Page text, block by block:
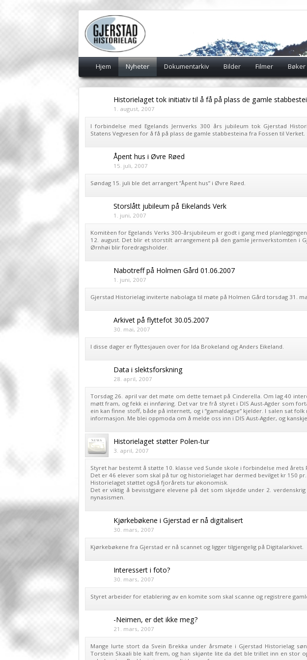
Hjem Nyheter Dokumentarkiv Bilder Filmer Bøker
Historielaget tok initiativ til å få på plass de gamle
1. august, 2007
I forbindelse med Egelands Jernverks 300 års jubileum tok Gjerstad
Statens Vegvesen for å få på plass de gamle stabbesteina fra Fossen til Verket.
Åpent hus i Øvre Røed
15. juli, 2007
Søndag 15. juli ble det arrangert ”Åpent hus” i Øvre Røed.
Storslått jubileum på Eikelands Verk
1. juni, 2007
Komitèen for Egelands Verks 300-årsjubileum er godt i gang med
12. august. Det blir et storstilt arrangement på den gamle jernverkstomten i
Ørnhøi blir foredragsholder.
Nabotreff på Holmen Gård 01.06.2007
1. juni, 2007
Gjerstad Historielag inviterte nabolaga til møte på Holmen Gård torsdag 31.
Arkivet på flyttefot 30.05.2007
30. mai, 2007
I disse dager er flyttesjauen over for Ida Brokeland og Anders Eikeland.
Data i slektsforskning
28. april, 2007
Torsdag 26. april var det møte om dette temaet på Cinderella. Om lag 40
møtt fram, og fekk ei innføring. Det var tre frå styret i DIS Aust-Agder som
ein kan finne stoff, både på internett, og i ”gamaldagse” kjelder. I salen sat
informasjon. Me blei oppmoda om å melde oss inn i DIS Aust-Agder, og
Historielaget støtter Polen-tur
3. april, 2007
Styret har bestemt å støtte 10. klasse ved Sunde skole i forbindelse med årets
Det er 46 elever som skal på tur og historielaget har dermed bevilget kr 150 pr.
Historielaget støttet også fjorårets tur økonomisk.
Det er viktig å bevisstgjøre elevene på det som skjedde under 2.
nynasismen.
Kjørkebøkene i Gjerstad er nå digitalisert
30. mars, 2007
Kjørkebøkene fra Gjerstad er nå scannet og ligger tilgjengelig på Digitalarkivet.
Interessert i foto?
30. mars, 2007
Styret arbeider for etablering av en komite som skal scanne og registrere
-Neimen, er det ikke meg?
21. mars, 2007
Mange lurte stort da Svein Brekka under årsmøte i Gjerstad Historielag
Torstein Skaali ble kalt frem, og han skjønte lite da det ble trillet inn en stor